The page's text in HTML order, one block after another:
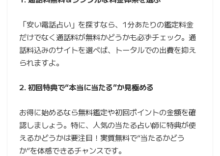
「安い電話占い」を探すなら、1分あたりの鑑定料金
だけでなく通話料が無料かどうかも必ずチェック。通
話料込みのサイトを選べば、トータルでの出費を抑え
られますよ。
2. 初回特典で“本当に当たる”か見極める
お得に始めるなら無料鑑定や初回ポイントの金額を確
認しましょう。特に、人気の当たる占い師に特典が使
えるかどうかは要注目！実質無料で“当たるかどう
か”を体感できるチャンスです。